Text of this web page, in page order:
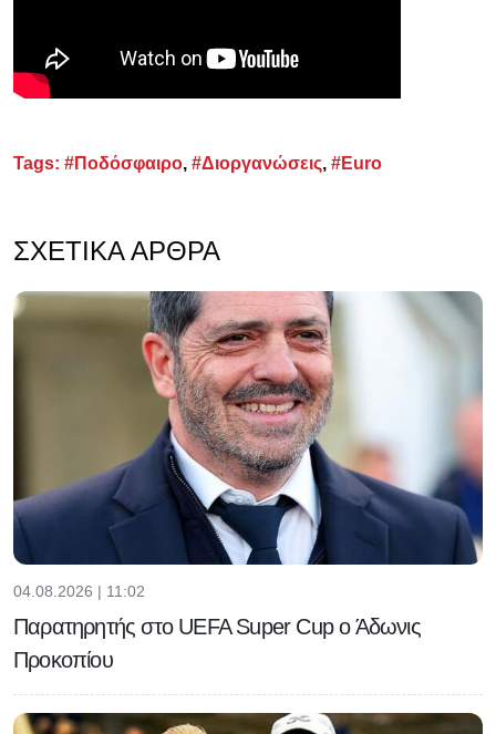
Tags: #Ποδόσφαιρο, #Διοργανώσεις, #Euro
ΣΧΕΤΙΚΆ ΆΡΘΡΑ
04.08.2026 | 11:02
Παρατηρητής στο UEFA Super Cup ο Άδωνις
Προκοπίου